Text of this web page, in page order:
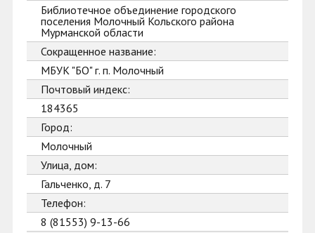
Библиотечное объединение городского
поселения Молочный Кольского района
Мурманской области
Сокращенное название:
МБУК "БО" г. п. Молочный
Почтовый индекс:
184365
Город:
Молочный
Улица, дом:
Гальченко, д. 7
Телефон:
8 (81553) 9-13-66